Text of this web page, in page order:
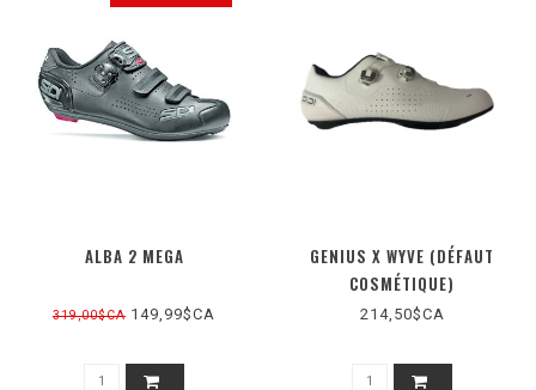
ALBA 2 MEGA
319,00$CA 149,99$CA
GENIUS X WYVE (DÉFAUT
COSMÉTIQUE)
214,50$CA